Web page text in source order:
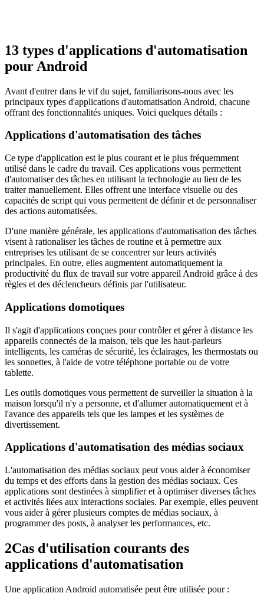
13 types d'applications d'automatisation
pour Android
Avant d'entrer dans le vif du sujet, familiarisons-nous avec les
principaux types d'applications d'automatisation Android, chacune
offrant des fonctionnalités uniques. Voici quelques détails :
Applications d'automatisation des tâches
Ce type d'application est le plus courant et le plus fréquemment
utilisé dans le cadre du travail. Ces applications vous permettent
d'automatiser des tâches en utilisant la technologie au lieu de les
traiter manuellement. Elles offrent une interface visuelle ou des
capacités de script qui vous permettent de définir et de personnaliser
des actions automatisées.
D'une manière générale, les applications d'automatisation des tâches
visent à rationaliser les tâches de routine et à permettre aux
entreprises les utilisant de se concentrer sur leurs activités
principales. En outre, elles augmentent automatiquement la
productivité du flux de travail sur votre appareil Android grâce à des
règles et des déclencheurs définis par l'utilisateur.
Applications domotiques
Il s'agit d'applications conçues pour contrôler et gérer à distance les
appareils connectés de la maison, tels que les haut-parleurs
intelligents, les caméras de sécurité, les éclairages, les thermostats ou
les sonnettes, à l'aide de votre téléphone portable ou de votre
tablette.
Les outils domotiques vous permettent de surveiller la situation à la
maison lorsqu'il n'y a personne, et d'allumer automatiquement et à
l'avance des appareils tels que les lampes et les systèmes de
divertissement.
Applications d'automatisation des médias sociaux
L'automatisation des médias sociaux peut vous aider à économiser
du temps et des efforts dans la gestion des médias sociaux. Ces
applications sont destinées à simplifier et à optimiser diverses tâches
et activités liées aux interactions sociales. Par exemple, elles peuvent
vous aider à gérer plusieurs comptes de médias sociaux, à
programmer des posts, à analyser les performances, etc.
2Cas d'utilisation courants des
applications d'automatisation
Une application Android automatisée peut être utilisée pour :